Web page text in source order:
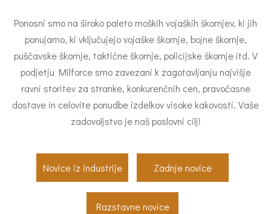
Ponosni smo na široko paleto moških vojaških škornjev, ki jih
ponujamo, ki vključujejo vojaške škornje, bojne škornje,
puščavske škornje, taktične škornje, policijske škornje itd. V
podjetju Milforce smo zavezani k zagotavljanju najvišje
ravni storitev za stranke, konkurenčnih cen, pravočasne
dostave in celovite ponudbe izdelkov visoke kakovosti. Vaše
zadovoljstvo je naš poslovni cilj!
Novice iz industrije Zadnje novice
Razstavne novice